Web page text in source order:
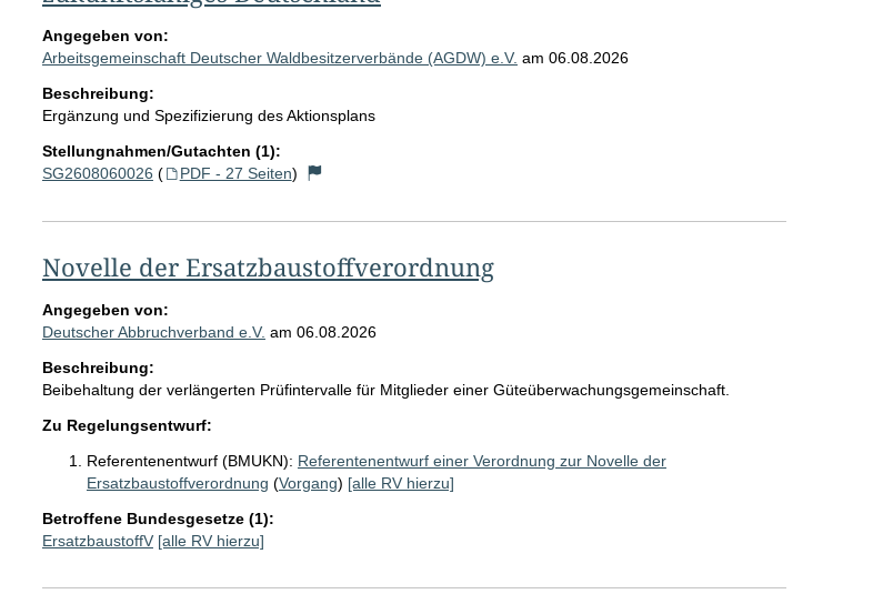
Angegeben von:
Arbeitsgemeinschaft Deutscher Waldbesitzerverbände (AGDW) e.V. am 06.08.2026
Beschreibung:
Ergänzung und Spezifizierung des Aktionsplans
Stellungnahmen/Gutachten (1):
SG2608060026 ( PDF - 27 Seiten)
Novelle der Ersatzbaustoffverordnung
Angegeben von:
Deutscher Abbruchverband e.V. am 06.08.2026
Beschreibung:
Beibehaltung der verlängerten Prüfintervalle für Mitglieder einer Güteüberwachungsgemeinschaft.
Zu Regelungsentwurf:
Referentenentwurf (BMUKN): Referentenentwurf einer Verordnung zur Novelle der
Ersatzbaustoffverordnung (Vorgang) [alle RV hierzu]
Betroffene Bundesgesetze (1):
ErsatzbaustoffV [alle RV hierzu]